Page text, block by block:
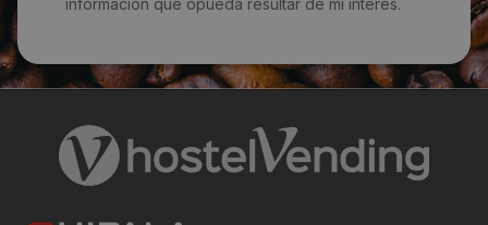
información que opueda resultar de mi interés.